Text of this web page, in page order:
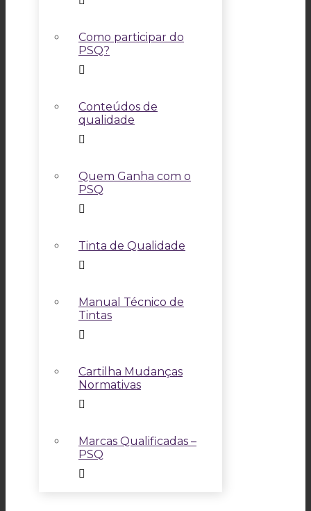
Como participar do
PSQ?
Conteúdos de
qualidade
Quem Ganha com o
PSQ
Tinta de Qualidade
Manual Técnico de
Tintas
Cartilha Mudanças
Normativas
Marcas Qualificadas –
PSQ